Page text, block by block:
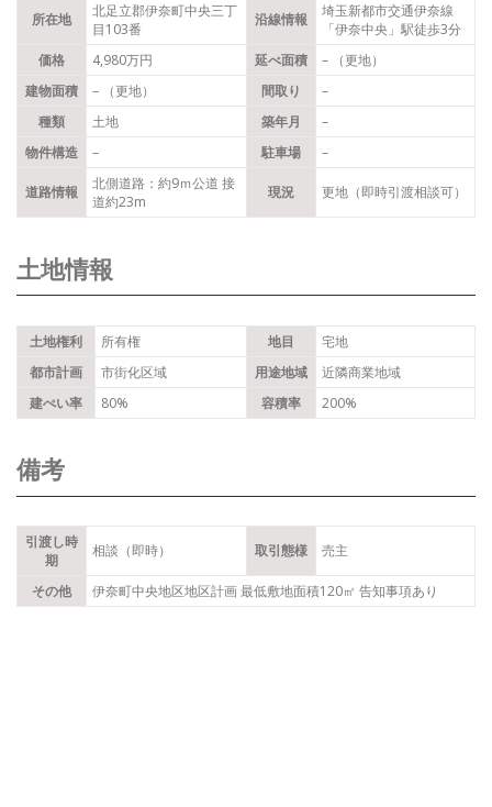
所在地
北足立郡伊奈町中央三丁
目103番
沿線情報
埼玉新都市交通伊奈線
「伊奈中央」駅徒歩3分
価格
4,980万円 延べ面積
– （更地）
建物面積
– （更地） 間取り
–
種類
土地 築年月
–
物件構造
– 駐車場 –
道路情報
北側道路：約9ｍ公道 接
道約23m
現況 更地（即時引渡相談可）
土地情報
土地権利 所有権 地目
宅地
都市計画
市街化区域 用途地域
近隣商業地域
建ぺい率
80% 容積率 200%
備考
引渡し時
期
相談（即時） 取引態様 売主
その他 伊奈町中央地区地区計画 最低敷地面積120㎡ 告知事項あり